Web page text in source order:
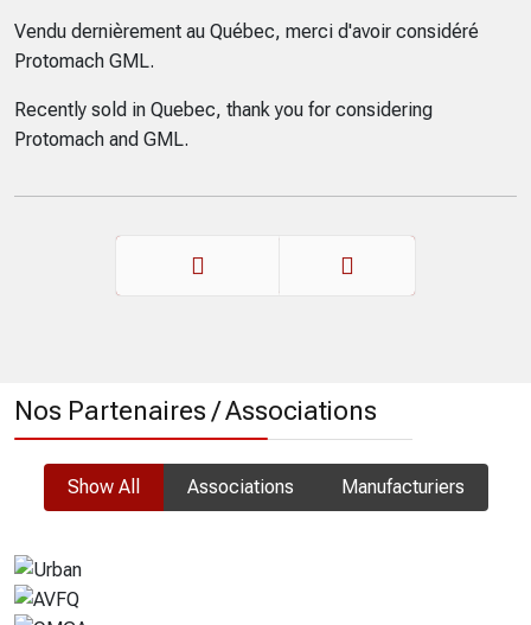
Vendu dernièrement au Québec, merci d'avoir considéré
Protomach GML.
Recently sold in Quebec, thank you for considering
Protomach and GML.
Nos Partenaires / Associations
Show All Associations Manufacturiers